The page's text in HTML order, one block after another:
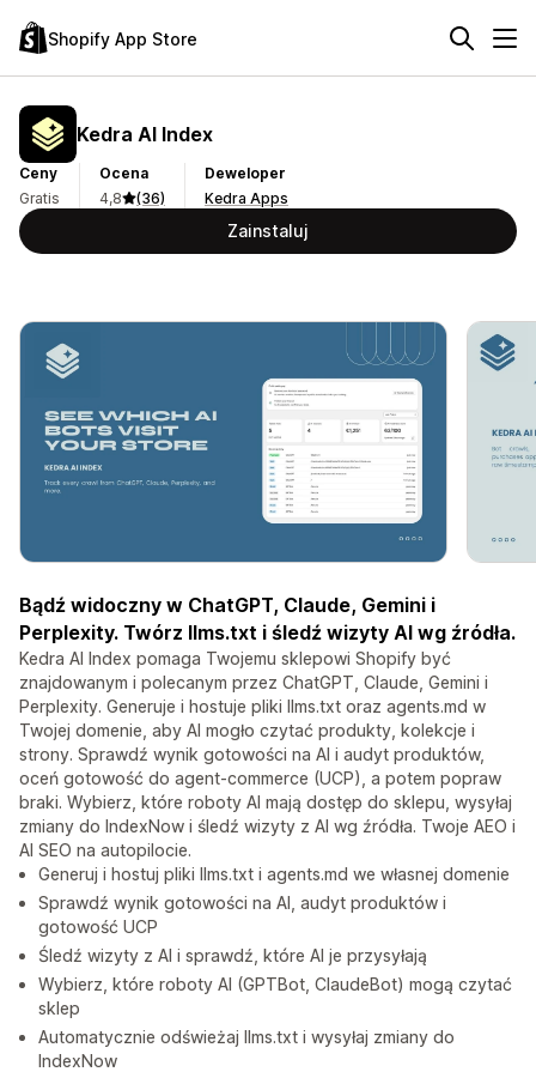
Shopify App Store
Kedra AI Index
Ceny
Gratis
Ocena
4,8
(36)
Deweloper
Kedra Apps
Zainstaluj
Bądź widoczny w ChatGPT, Claude, Gemini i
Perplexity. Twórz llms.txt i śledź wizyty AI wg źródła.
Kedra AI Index pomaga Twojemu sklepowi Shopify być
znajdowanym i polecanym przez ChatGPT, Claude, Gemini i
Perplexity. Generuje i hostuje pliki llms.txt oraz agents.md w
Twojej domenie, aby AI mogło czytać produkty, kolekcje i
strony. Sprawdź wynik gotowości na AI i audyt produktów,
oceń gotowość do agent-commerce (UCP), a potem popraw
braki. Wybierz, które roboty AI mają dostęp do sklepu, wysyłaj
zmiany do IndexNow i śledź wizyty z AI wg źródła. Twoje AEO i
AI SEO na autopilocie.
Generuj i hostuj pliki llms.txt i agents.md we własnej domenie
Sprawdź wynik gotowości na AI, audyt produktów i
gotowość UCP
Śledź wizyty z AI i sprawdź, które AI je przysyłają
Wybierz, które roboty AI (GPTBot, ClaudeBot) mogą czytać
sklep
Automatycznie odświeżaj llms.txt i wysyłaj zmiany do
IndexNow